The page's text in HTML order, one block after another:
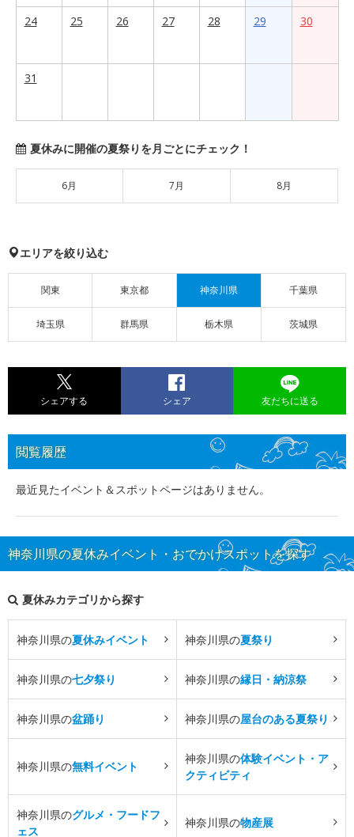
24 25 26 27 28 29 30
31
夏休みに開催の夏祭りを月ごとにチェック！
6月 7月 8月
エリアを絞り込む
関東 東京都 神奈川県 千葉県
埼玉県 群馬県 栃木県 茨城県
シェアする シェア 友だちに送る
閲覧履歴
最近見たイベント＆スポットページはありません。
神奈川県の夏休みイベント・おでかけスポットを探す
夏休みカテゴリから探す
神奈川県の夏休みイベント 神奈川県の夏祭り
神奈川県の七夕祭り 神奈川県の縁日・納涼祭
神奈川県の盆踊り 神奈川県の屋台のある夏祭り
神奈川県の無料イベント
神奈川県の体験イベント・ア
クティビティ
神奈川県のグルメ・フードフ
ェス
神奈川県の物産展